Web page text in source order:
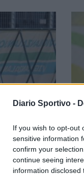
Diario Sportivo -
If you wish to opt-out
sensitive information
confirm your
continue seeing
information
preso
Il